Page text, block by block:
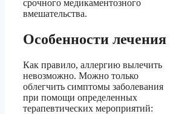
срочного медикаментозного
вмешательства.
Особенности лечения
Как правило, аллергию вылечить
невозможно. Можно только
облегчить симптомы заболевания
при помощи определенных
терапевтических мероприятий: